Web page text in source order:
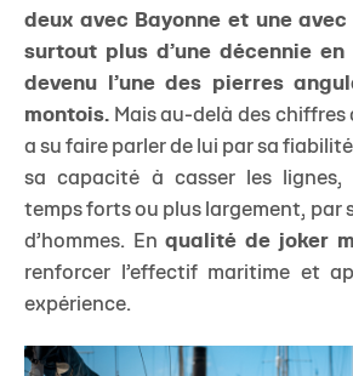
deux avec Bayonne et une
surtout plus d’une décennie
devenu l’une des pierres
montois. Mais au-delà des chiffres
a su faire parler de lui par sa
sa capacité à casser les lignes,
temps forts ou plus largement, par
d’hommes. Enqualité de joker
renforcer l’effectif maritime et
expérience.